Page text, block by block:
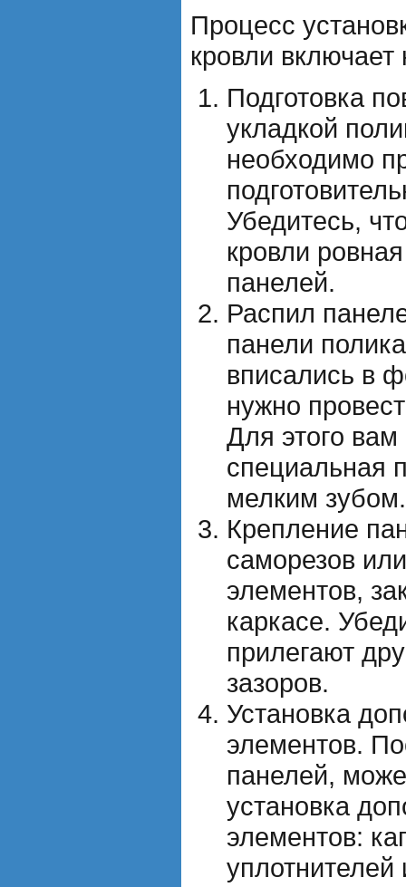
Процесс
кровли включает
Подготовка
укладкой
необходимо
Убедитесь,
кровли
панелей.
Распил
панели
вписались в
нужно
Для этого вам
специальная
мелким зубом.
Крепление
саморезов
элементов,
каркасе.
прилегают
зазоров.
Установка
элементов.
панелей,
установка
элементов:
уплотнителей